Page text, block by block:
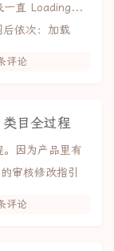
一直 Loading...
依次：加载
评论
目全过程
因为产品里有
审核修改指引
评论